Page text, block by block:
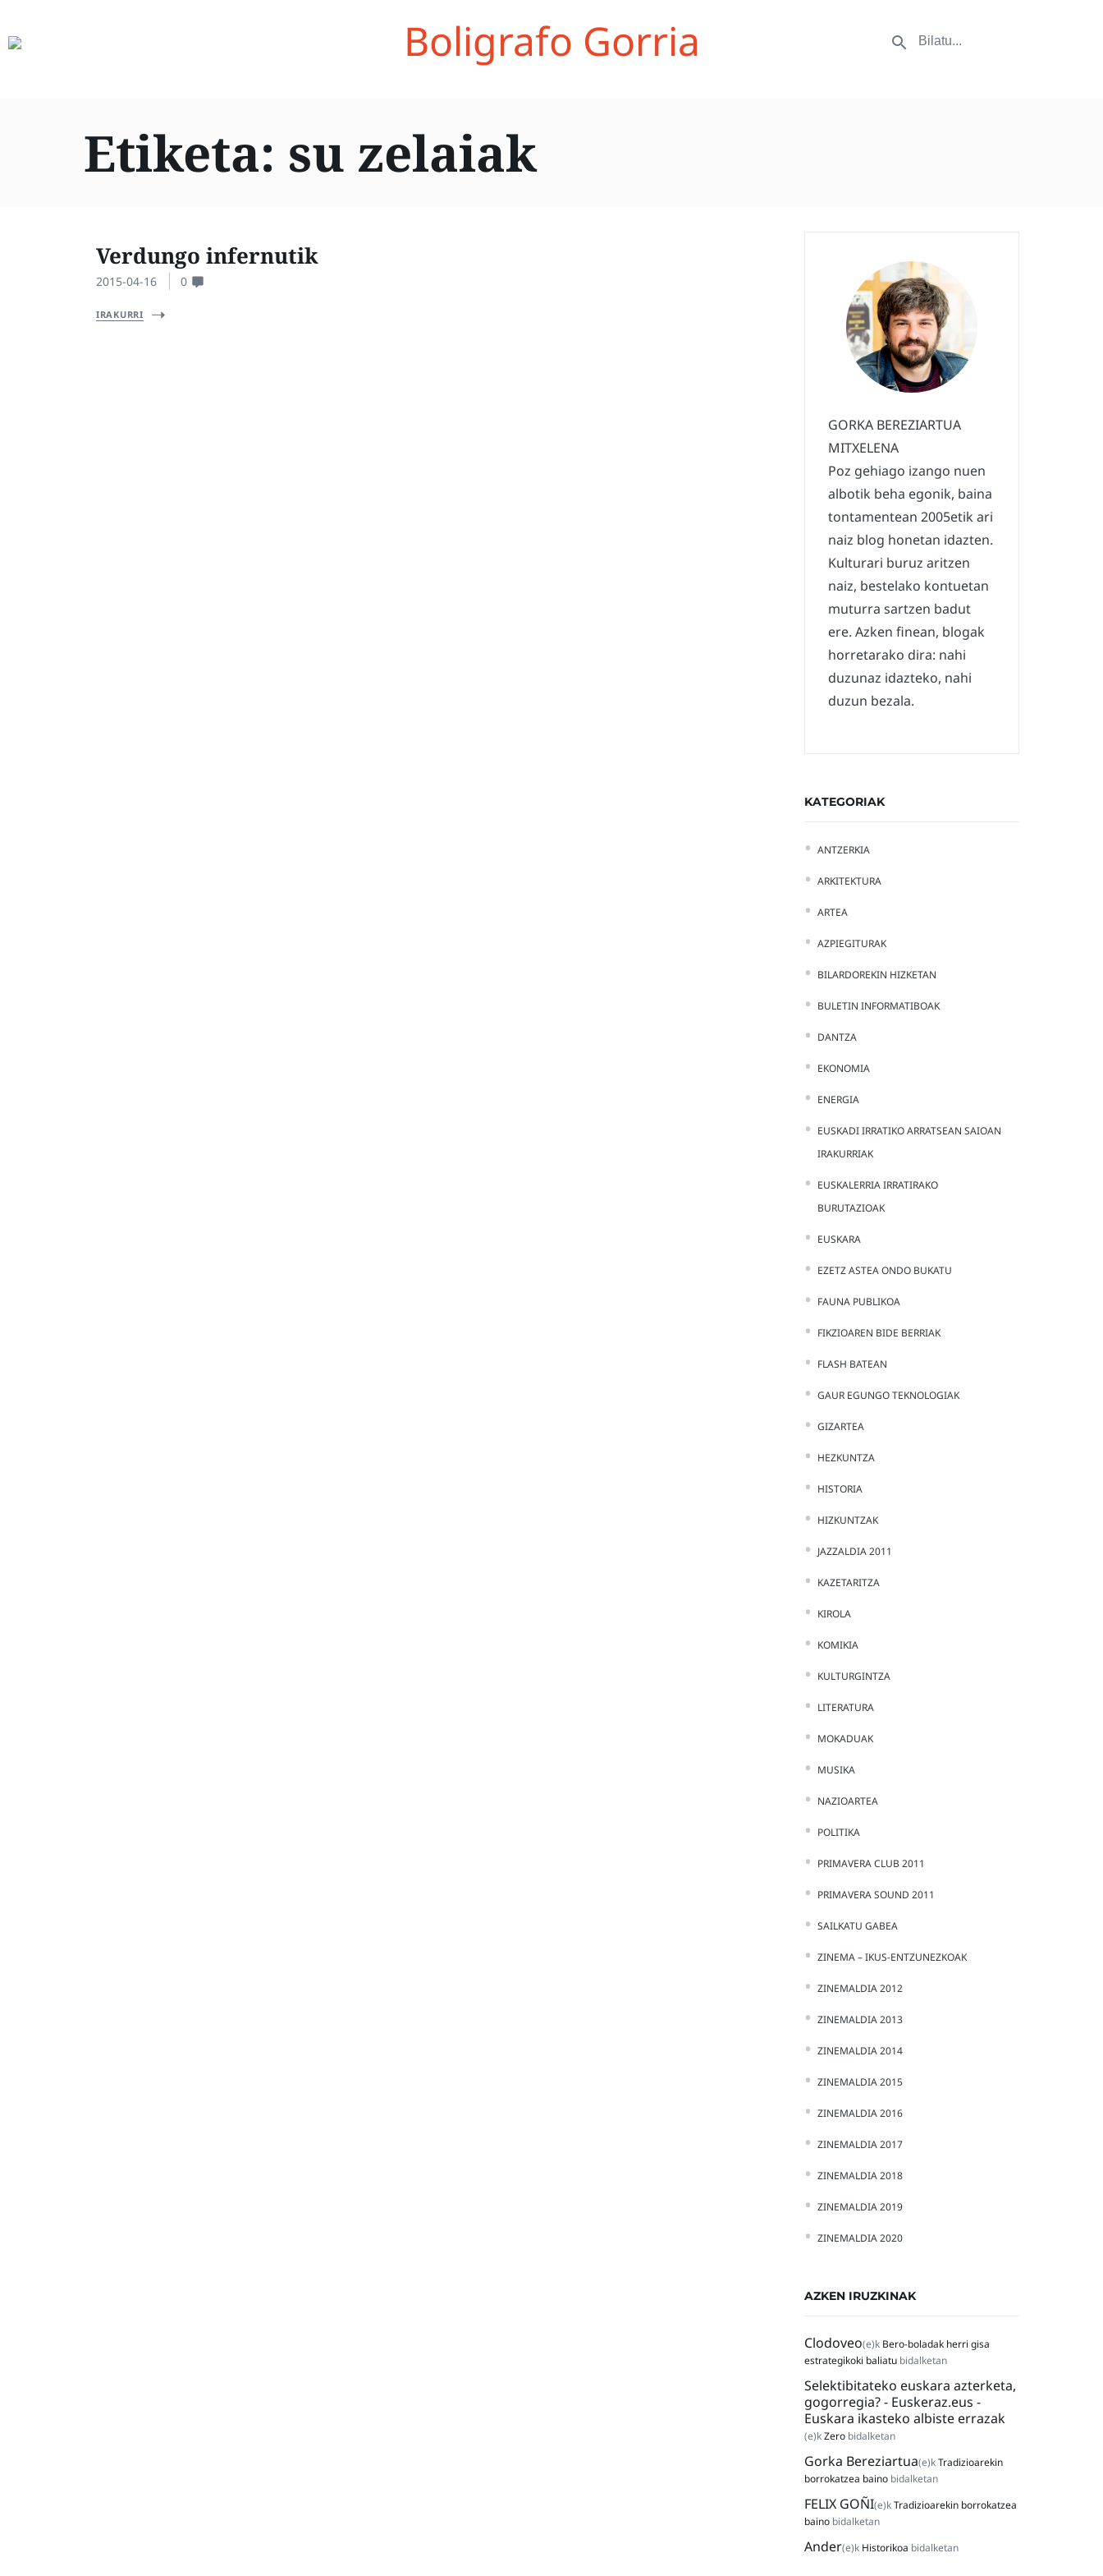
Boligrafo Gorria
Etiketa: su zelaiak
Verdungo infernutik
2015-04-16 0
IRAKURRI
GORKA BEREZIARTUA
MITXELENA
Poz gehiago izango nuen
albotik beha egonik, baina
tontamentean 2005etik ari
naiz blog honetan idazten.
Kulturari buruz aritzen
naiz, bestelako kontuetan
muturra sartzen badut
ere. Azken finean, blogak
horretarako dira: nahi
duzunaz idazteko, nahi
duzun bezala.
KATEGORIAK
ANTZERKIA
ARKITEKTURA
ARTEA
AZPIEGITURAK
BILARDOREKIN HIZKETAN
BULETIN INFORMATIBOAK
DANTZA
EKONOMIA
ENERGIA
EUSKADI IRRATIKO ARRATSEAN SAIOAN
IRAKURRIAK
EUSKALERRIA IRRATIRAKO
BURUTAZIOAK
EUSKARA
EZETZ ASTEA ONDO BUKATU
FAUNA PUBLIKOA
FIKZIOAREN BIDE BERRIAK
FLASH BATEAN
GAUR EGUNGO TEKNOLOGIAK
GIZARTEA
HEZKUNTZA
HISTORIA
HIZKUNTZAK
JAZZALDIA 2011
KAZETARITZA
KIROLA
KOMIKIA
KULTURGINTZA
LITERATURA
MOKADUAK
MUSIKA
NAZIOARTEA
POLITIKA
PRIMAVERA CLUB 2011
PRIMAVERA SOUND 2011
SAILKATU GABEA
ZINEMA – IKUS-ENTZUNEZKOAK
ZINEMALDIA 2012
ZINEMALDIA 2013
ZINEMALDIA 2014
ZINEMALDIA 2015
ZINEMALDIA 2016
ZINEMALDIA 2017
ZINEMALDIA 2018
ZINEMALDIA 2019
ZINEMALDIA 2020
AZKEN IRUZKINAK
Clodoveo(e)k Bero-boladak herri gisa
estrategikoki baliatubidalketan
Selektibitateko euskara azterketa,
gogorregia? - Euskeraz.eus -
Euskara ikasteko albiste errazak
(e)kZerobidalketan
Gorka Bereziartua(e)kTradizioarekin
borrokatzea bainobidalketan
FELIX GOÑI(e)kTradizioarekin borrokatzea
bainobidalketan
Ander(e)k Historikoa bidalketan